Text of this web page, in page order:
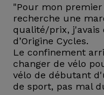
"Pour mon
recherche une
qualité/prix,
d’Origine Cycles.
Le confinement
changer de vélo
vélo de débutant
de sport, pas mal